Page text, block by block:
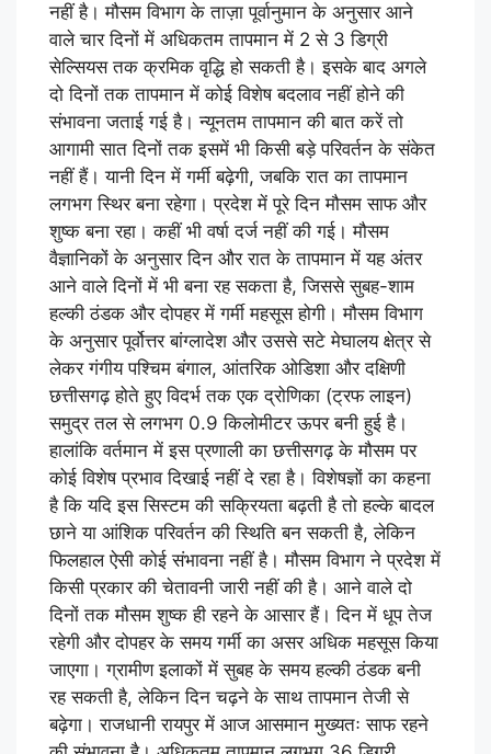
नहीं है। मौसम विभाग के ताज़ा पूर्वानुमान के अनुसार आने
वाले चार दिनों में अधिकतम तापमान में 2 से 3 डिग्री
सेल्सियस तक क्रमिक वृद्धि हो सकती है। इसके बाद अगले
दो दिनों तक तापमान में कोई विशेष बदलाव नहीं होने की
संभावना जताई गई है। न्यूनतम तापमान की बात करें तो
आगामी सात दिनों तक इसमें भी किसी बड़े परिवर्तन के संकेत
नहीं हैं। यानी दिन में गर्मी बढ़ेगी, जबकि रात का तापमान
लगभग स्थिर बना रहेगा। प्रदेश में पूरे दिन मौसम साफ और
शुष्क बना रहा। कहीं भी वर्षा दर्ज नहीं की गई। मौसम
वैज्ञानिकों के अनुसार दिन और रात के तापमान में यह अंतर
आने वाले दिनों में भी बना रह सकता है, जिससे सुबह-शाम
हल्की ठंडक और दोपहर में गर्मी महसूस होगी। मौसम विभाग
के अनुसार पूर्वोत्तर बांग्लादेश और उससे सटे मेघालय क्षेत्र से
लेकर गंगीय पश्चिम बंगाल, आंतरिक ओडिशा और दक्षिणी
छत्तीसगढ़ होते हुए विदर्भ तक एक द्रोणिका (ट्रफ लाइन)
समुद्र तल से लगभग 0.9 किलोमीटर ऊपर बनी हुई है।
हालांकि वर्तमान में इस प्रणाली का छत्तीसगढ़ के मौसम पर
कोई विशेष प्रभाव दिखाई नहीं दे रहा है। विशेषज्ञों का कहना
है कि यदि इस सिस्टम की सक्रियता बढ़ती है तो हल्के बादल
छाने या आंशिक परिवर्तन की स्थिति बन सकती है, लेकिन
फिलहाल ऐसी कोई संभावना नहीं है। मौसम विभाग ने प्रदेश में
किसी प्रकार की चेतावनी जारी नहीं की है। आने वाले दो
दिनों तक मौसम शुष्क ही रहने के आसार हैं। दिन में धूप तेज
रहेगी और दोपहर के समय गर्मी का असर अधिक महसूस किया
जाएगा। ग्रामीण इलाकों में सुबह के समय हल्की ठंडक बनी
रह सकती है, लेकिन दिन चढ़ने के साथ तापमान तेजी से
बढ़ेगा। राजधानी रायपुर में आज आसमान मुख्यतः साफ रहने